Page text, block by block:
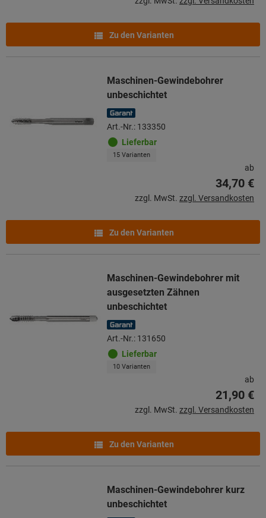
Zu den Varianten
Maschinen-Gewindebohrer
unbeschichtet
Art.-Nr.: 133350
Lieferbar
15 Varianten
ab
34,70 €
zzgl. MwSt. zzgl. Versandkosten
Zu den Varianten
Maschinen-Gewindebohrer mit
ausgesetzten Zähnen
unbeschichtet
Art.-Nr.: 131650
Lieferbar
10 Varianten
ab
21,90 €
zzgl. MwSt. zzgl. Versandkosten
Zu den Varianten
Maschinen-Gewindebohrer kurz
unbeschichtet